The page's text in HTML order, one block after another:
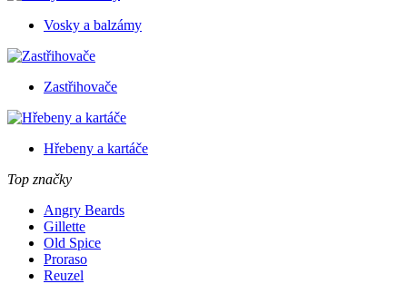
Vosky a balzámy
Zastřihovače
Hřebeny a kartáče
Top značky
Angry Beards
Gillette
Old Spice
Proraso
Reuzel